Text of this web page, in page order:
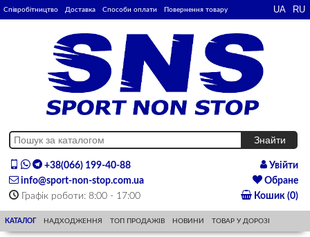
Співробітництво Доставка Способи оплати Повернення товару
+38(066) 199-40-88
info@sport-non-stop.com.ua
Графік роботи: 8:00 - 17:00
Увійти
Обране
Кошик (0)
КАТАЛОГ НАДХОДЖЕННЯ ТОП ПРОДАЖІВ НОВИНИ ТОВАР У ДОРОЗІ